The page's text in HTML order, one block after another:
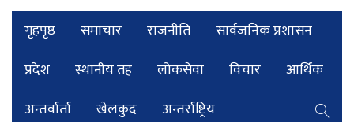
गृहपृष्ठ समाचार राजनीति
सार्वजनिक प्रशासन
प्रदेश
स्थानीय तह लोकसेवा विचार
आर्थिक
अन्तर्वार्ता
खेलकुद अन्तर्राष्ट्रिय